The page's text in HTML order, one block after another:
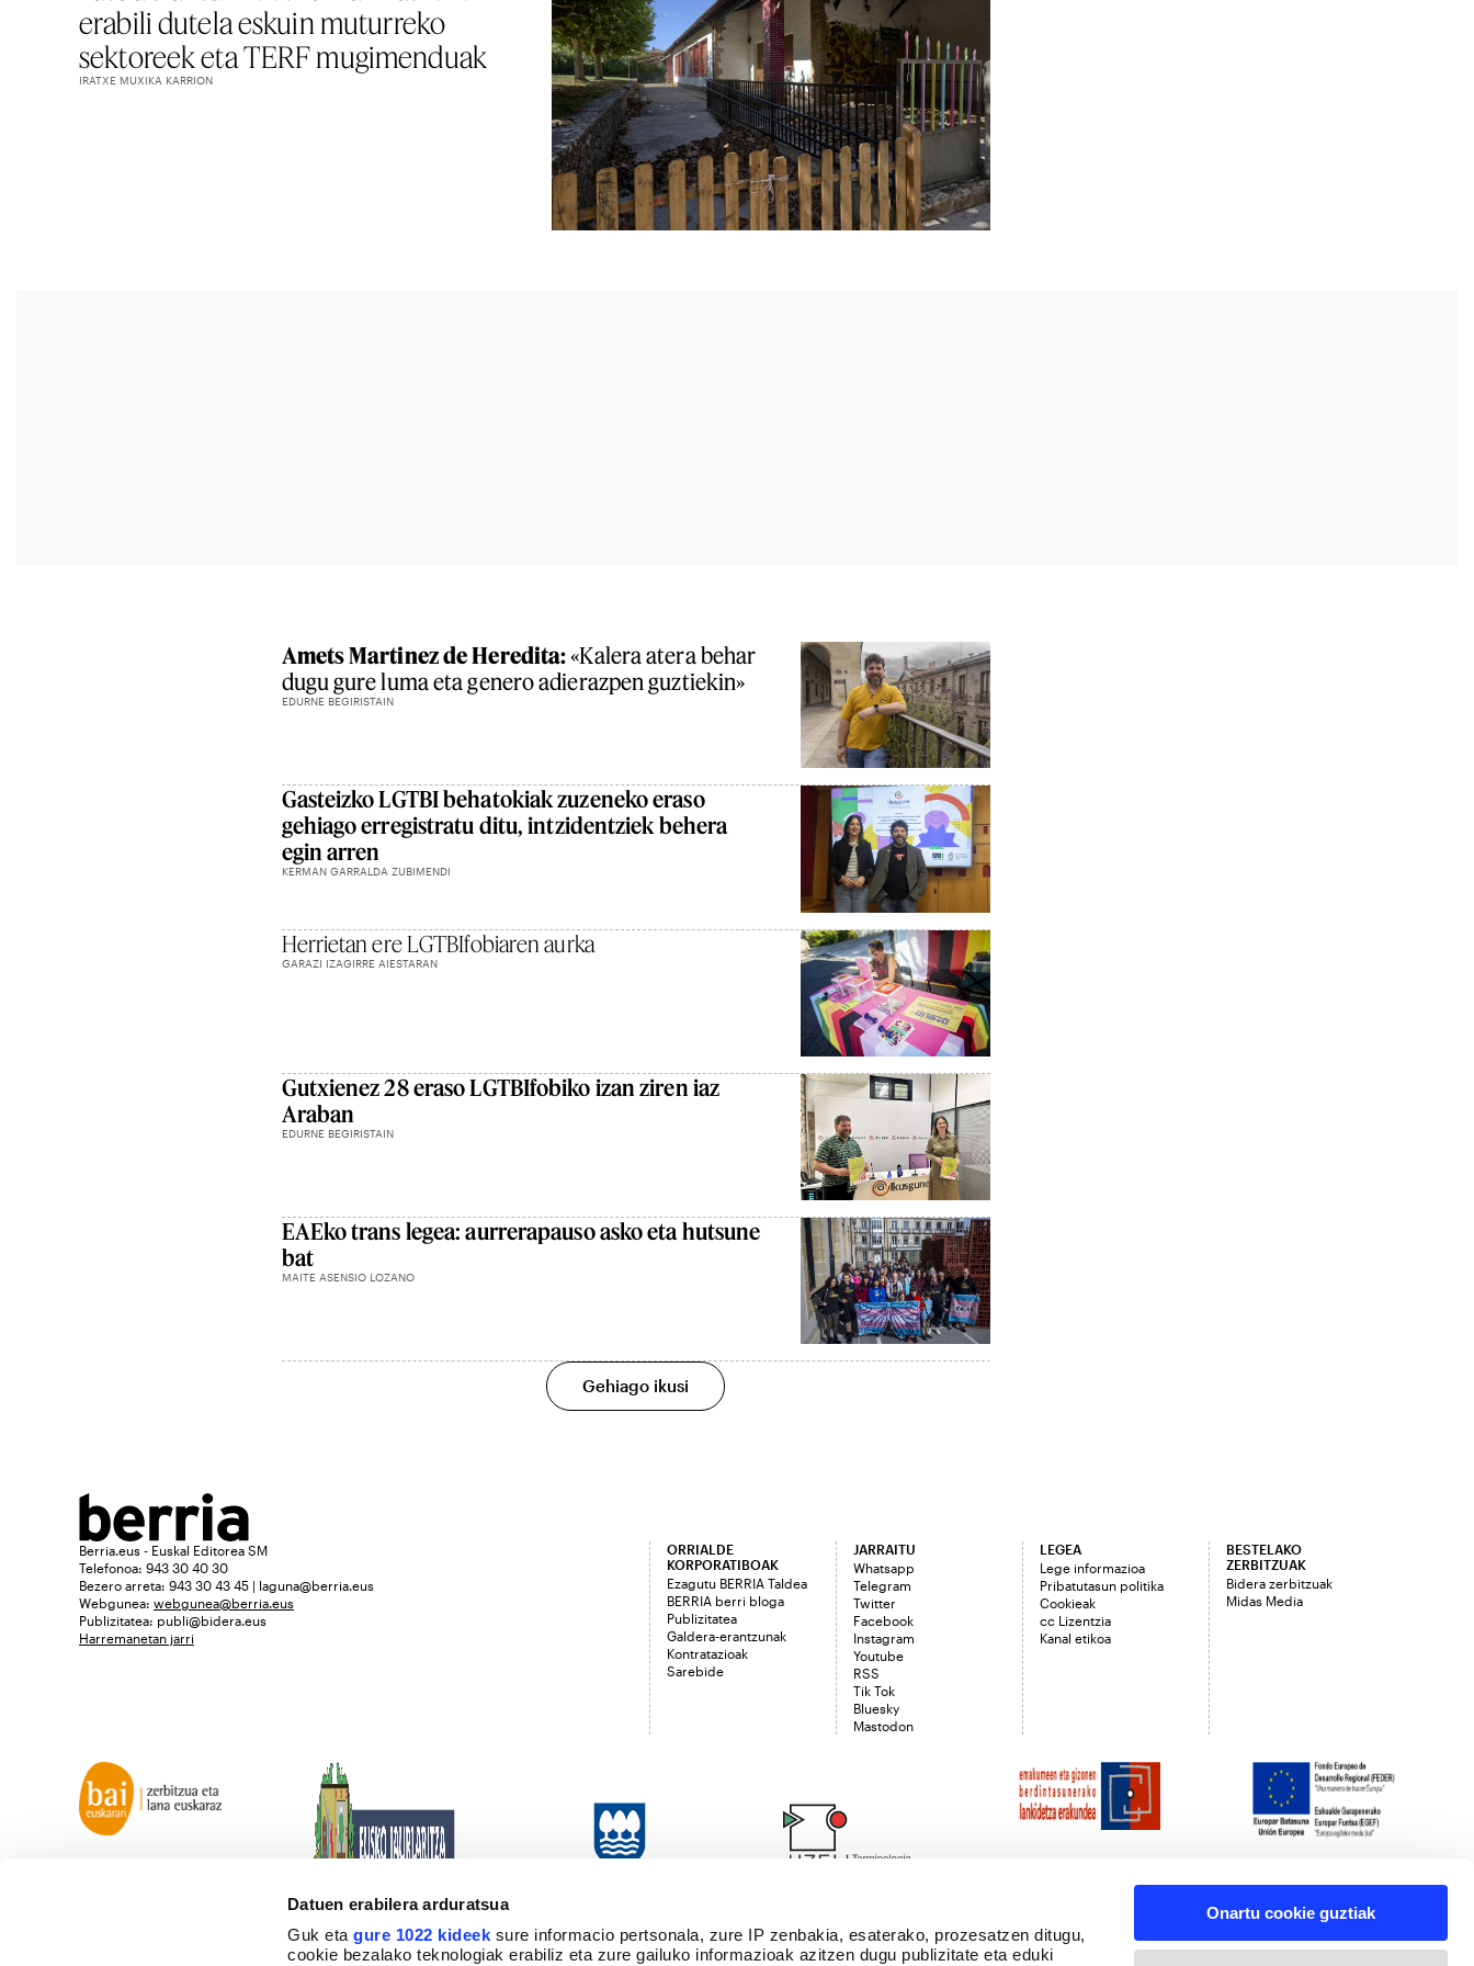
Datuen erabilera arduratsua
Guk etagure 1022 kideek sure informacio pertsonala, zure IP zenbakia, esaterako, prozesatzen ditugu,
cookie bezalako teknologiak erabiliz eta zure gailuko informazioak azitzen dugu publizitate eta eduki
Onartu cookie guztiak
erabili dutela eskuin muturreko
sektoreek eta TERF mugimenduak
IRATXE MUXIKA KARRION
Amets Martinez de Heredita:«Kalera atera behar
dugu gure luma eta genero adierazpen guztiekin»
EDURNE BEGIRISTAIN
Gasteizko LGTBI behatokiak zuzeneko eraso
gehiago erregistratu ditu, intzidentziek behera
egin arren
KERMAN GARRALDA ZUBIMENDI
Herrietan ere LGTBIfobiaren aurka
GARAZI IZAGIRRE AIESTARAN
Gutxienez 28 eraso LGTBIfobiko izan ziren iaz
Araban
EDURNE BEGIRISTAIN
EAEko trans legea: aurrerapauso asko eta hutsune
bat
MAITE ASENSIO LOZANO
Gehiago ikusi
Berria.eus - Euskal Editorea SM
Telefonoa: 943 30 40 30
Bezero arreta: 943 30 43 45 | laguna@berria.eus
Webgunea: webgunea@berria.eus
Publizitatea: publi@bidera.eus
Harremanetan jarri
ORRIALDE
KORPORATIBOAK
Ezagutu BERRIA Taldea
BERRIA berri bloga
Publizitatea
Galdera-erantzunak
Kontratazioak
Sarebide
JARRAITU
Whatsapp
Telegram
Twitter
Facebook
Instagram
Youtube
RSS
Tik Tok
Bluesky
Mastodon
LEGEA
Lege informazioa
Pribatutasun politika
Cookieak
cc Lizentzia
Kanal etikoa
BESTELAKO
ZERBITZUAK
Bidera zerbitzuak
Midas Media